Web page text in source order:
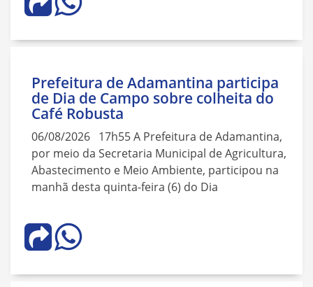
Prefeitura de Adamantina participa
de Dia de Campo sobre colheita do
Café Robusta
06/08/2026 17h55 A Prefeitura de Adamantina,
por meio da Secretaria Municipal de Agricultura,
Abastecimento e Meio Ambiente, participou na
manhã desta quinta-feira (6) do Dia